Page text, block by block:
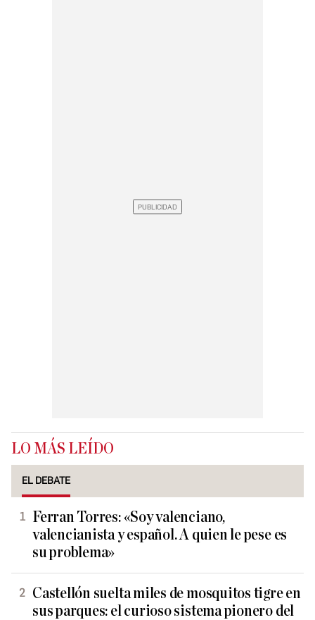
LO MÁS LEÍDO
EL DEBATE
Ferran Torres: «Soy valenciano,
valencianista y español. A quien le pese es
su problema»
Castellón suelta miles de mosquitos tigre en
sus parques: el curioso sistema pionero del